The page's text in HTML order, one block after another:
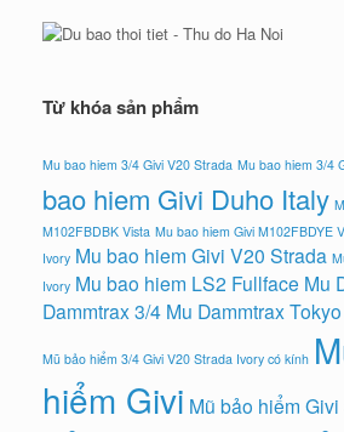
Từ khóa sản phẩm
Mu bao hiem 3/4 Givi V20 Strada Mu bao hiem 3/4
bao hiem Givi Duho Italy
M102FBDBK Vista Mu bao hiem Givi M102FBDYE
Ivory Mu bao hiem Givi V20 Strada
Ivory Mu bao hiem LS2 Fullface Mu
Dammtrax 3/4 Mu Dammtrax Tokyo
Mũ bảo hiểm 3/4 Givi V20 Strada Ivory có kính
hiểm Givi Mũ bảo hiểm Givi